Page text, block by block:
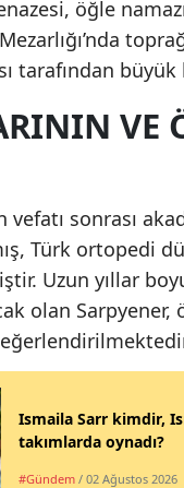
öğle
tarafından
VE
vefatı sonrası
Türk ortopedi
Uzun yıllar
olan
Ismaila Sarr kimdir,
takımlarda oynadı?
#Gündem / 02 Ağustos 2026